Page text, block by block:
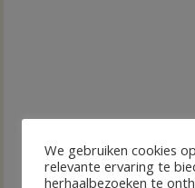
We gebruiken cookies
relevante ervaring te
herhaalbezoeken te